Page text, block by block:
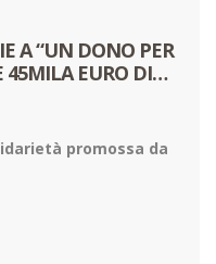
A “UN DONO PER
EURO DI
DIFFICOLTÀ
promossa da